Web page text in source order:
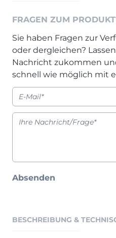
SALE
Wohnzimmer
Schlafzimmer
Esszimmer
FRAGEN ZUM
Sie haben Fragen zur
oder dergleichen?
Nachricht zukommen
schnell wie möglich mit
Absenden
BESCHREIBUNG &